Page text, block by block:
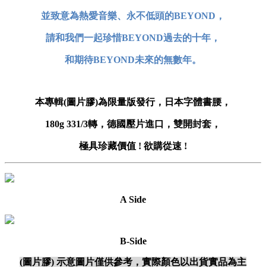
並致意為熱愛音樂、永不低頭的BEYOND，
請和我們一起珍惜BEYOND過去的十年，
和期待BEYOND未來的無數年。
本專輯(圖片膠)為限量版發行，日本字體書腰，
180g 331/3轉，德國壓片進口，雙開封套，
極具珍藏價值 ! 欲購從速 !
A Side
B-Side
(圖片膠) 示意圖片僅供參考，實際顏色以出貨實品為主